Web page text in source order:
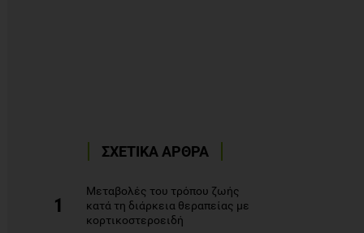
ΣΧΕΤΙΚΑ ΑΡΘΡΑ
1
Μεταβολές του τρόπου ζωής
κατά τη διάρκεια θεραπείας με
κορτικοστεροειδή